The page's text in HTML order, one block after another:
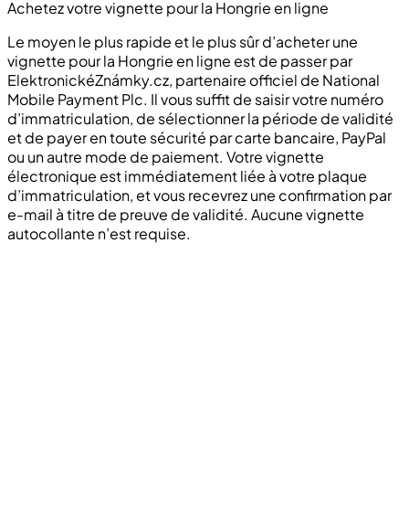
Achetez votre vignette pour la Hongrie en ligne
Le moyen le plus rapide et le plus sûr d’acheter une
vignette pour la Hongrie en ligne est de passer par
ElektronickéZnámky.cz, partenaire officiel de National
Mobile Payment Plc. Il vous suffit de saisir votre numéro
d’immatriculation, de sélectionner la période de validité
et de payer en toute sécurité par carte bancaire, PayPal
ou un autre mode de paiement. Votre vignette
électronique est immédiatement liée à votre plaque
d’immatriculation, et vous recevrez une confirmation par
e-mail à titre de preuve de validité. Aucune vignette
autocollante n’est requise.